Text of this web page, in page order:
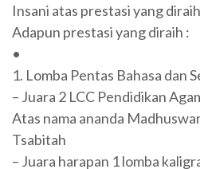
Insani atas prestasi yang
Adapun prestasi yang diraih :
•
1. Lomba Pentas Bahasa dan
– Juara 2 LCC Pendidikan
Atas nama ananda
Tsabitah
– Juara harapan 1 lomba